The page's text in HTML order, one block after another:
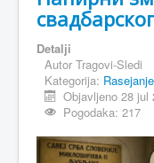
INTERVJU
MAGAZIN
FELJTON
SPORT
PISMA ČITALACA
Detalji
Autor Tragovi-Sledi
Kategorija: Rasejanje
Objavljeno 28 jul
Pogodaka: 217